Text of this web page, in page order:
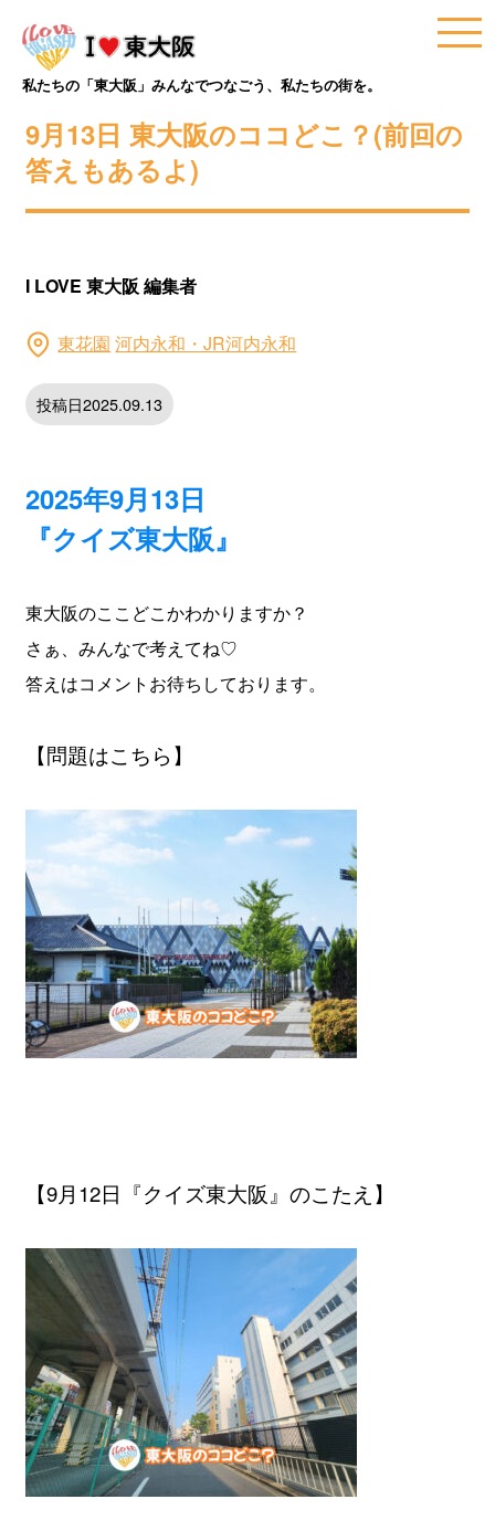
私たちの「東大阪」みんなでつなごう、私たちの街を。
9月13日 東大阪のココどこ？(前回の
答えもあるよ)
I LOVE 東大阪 編集者
東花園 河内永和・JR河内永和
投稿日2025.09.13
2025年9月13日
『クイズ東大阪』
東大阪のここどこかわかりますか？
さぁ、みんなで考えてね♡
答えはコメントお待ちしております。
【問題はこちら】
【9月12日『クイズ東大阪』のこたえ】